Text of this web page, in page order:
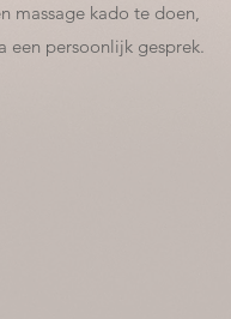
massage kado te doen,
een persoonlijk gesprek.